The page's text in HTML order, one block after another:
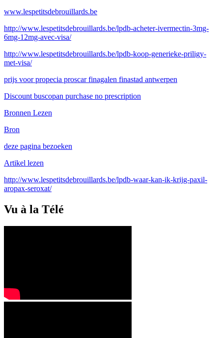
www.lespetitsdebrouillards.be
http://www.lespetitsdebrouillards.be/lpdb-acheter-ivermectin-3mg-
6mg-12mg-avec-visa/
http://www.lespetitsdebrouillards.be/lpdb-koop-generieke-priligy-
met-visa/
prijs voor propecia proscar finagalen finastad antwerpen
Discount buscopan purchase no prescription
Bronnen Lezen
Bron
deze pagina bezoeken
Artikel lezen
http://www.lespetitsdebrouillards.be/lpdb-waar-kan-ik-krijg-paxil-
aropax-seroxat/
Vu à la Télé